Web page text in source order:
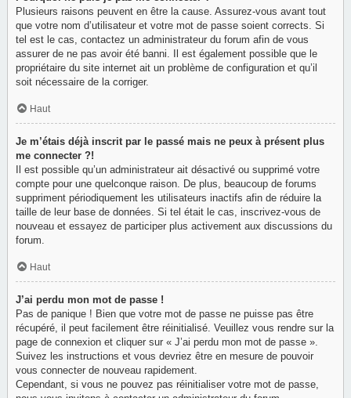
Plusieurs raisons peuvent en être la cause. Assurez-vous avant tout
que votre nom d’utilisateur et votre mot de passe soient corrects. Si
tel est le cas, contactez un administrateur du forum afin de vous
assurer de ne pas avoir été banni. Il est également possible que le
propriétaire du site internet ait un problème de configuration et qu’il
soit nécessaire de la corriger.
Haut
Je m’étais déjà inscrit par le passé mais ne peux à présent plus
me connecter ?!
Il est possible qu’un administrateur ait désactivé ou supprimé votre
compte pour une quelconque raison. De plus, beaucoup de forums
suppriment périodiquement les utilisateurs inactifs afin de réduire la
taille de leur base de données. Si tel était le cas, inscrivez-vous de
nouveau et essayez de participer plus activement aux discussions du
forum.
Haut
J’ai perdu mon mot de passe !
Pas de panique ! Bien que votre mot de passe ne puisse pas être
récupéré, il peut facilement être réinitialisé. Veuillez vous rendre sur la
page de connexion et cliquer sur « J’ai perdu mon mot de passe ».
Suivez les instructions et vous devriez être en mesure de pouvoir
vous connecter de nouveau rapidement.
Cependant, si vous ne pouvez pas réinitialiser votre mot de passe,